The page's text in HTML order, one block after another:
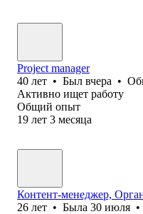
Project manager
40 лет • Был вчера •
Активно ищет работу
Общий опыт
19 лет 3 месяца
Контент-менеджер,
26 лет • Была 30 июля •